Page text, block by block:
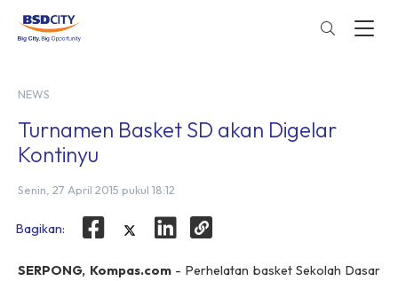
NEWS
Turnamen Basket SD akan Digelar
Kontinyu
Senin, 27 April 2015 pukul 18:12
Bagikan:
SERPONG, Kompas.com- Perhelatan basket Sekolah Dasar